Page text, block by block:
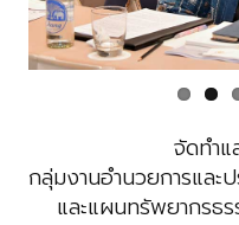
จัดทำแ
กลุ่มงานอำนวยการและ
และแผนทรัพยากรธ